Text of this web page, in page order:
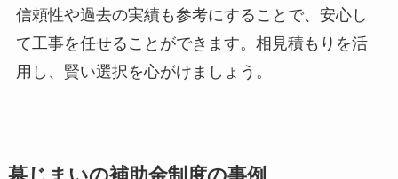
信頼性や過去の実績も参考にすることで、安心し
て工事を任せることができます。相見積もりを活
用し、賢い選択を心がけましょう。